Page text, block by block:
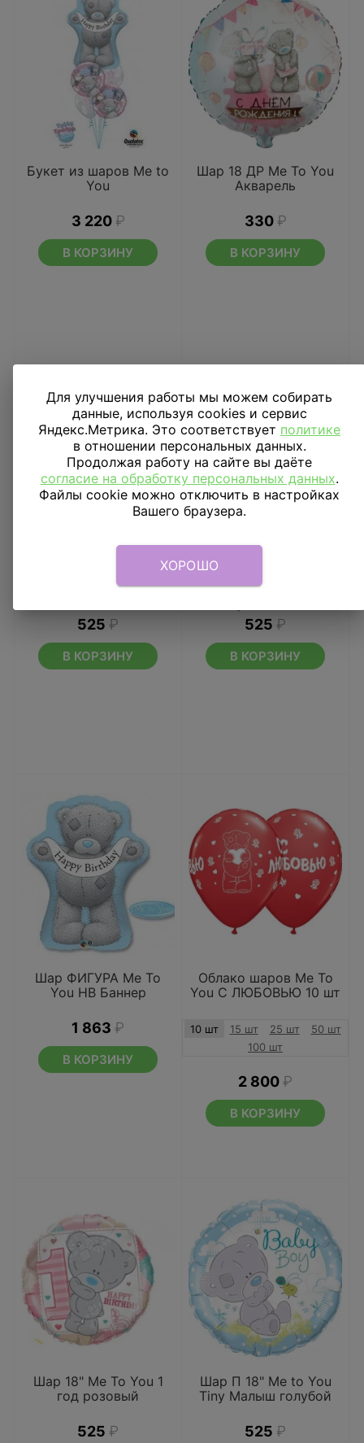
Букет из шаров Me to
You
3 220 ₽
В КОРЗИНУ
Шар 18 ДР Me To You
Акварель
330 ₽
В КОРЗИНУ
Шар 18 Me To You HB
Мишка Тедди Цветок
525 ₽
В КОРЗИНУ
Шар П 18" Me to You
Tiny Малышка
525 ₽
В КОРЗИНУ
Шар ФИГУРА Me To
You HB Баннер
1 863 ₽
В КОРЗИНУ
Облако шаров Me To
You С ЛЮБОВЬЮ 10 шт
10 шт 15 шт 25 шт
50 шт
100 шт
2 800 ₽
В КОРЗИНУ
Шар 18" Me To You 1
год розовый
525 ₽
Шар П 18" Me to You
Tiny Малыш голубой
525 ₽
Для улучшения работы мы можем собирать
данные, используя cookies и сервис
Яндекс.Метрика. Это соответствует политике
в отношении персональных данных.
Продолжая работу на сайте вы даёте
согласие на обработку персональных данных.
Файлы cookie можно отключить в настройках
Вашего браузера.
ХОРОШО